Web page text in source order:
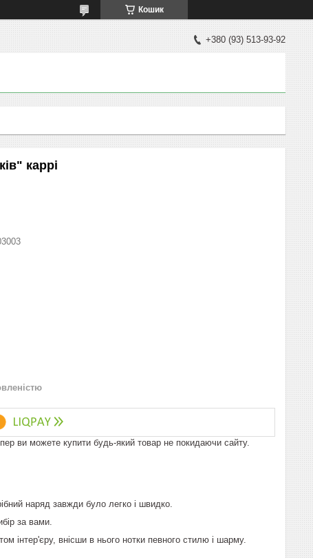
Кошик
+380 (93) 513-93-92
каррі
ви можете купити будь-який товар не покидаючи сайту.
наряд завжди було легко і швидко.
за вами.
інтер'єру, внісши в нього нотки певного стилю і шарму.